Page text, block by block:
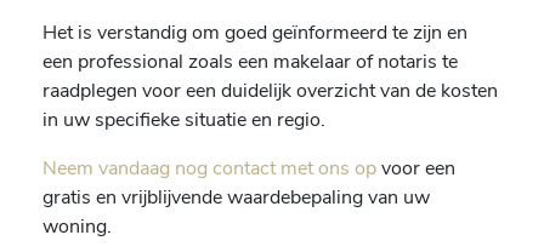
Het is verstandig om goed geïnformeerd te zijn en
een professional zoals een makelaar of notaris te
raadplegen voor een duidelijk overzicht van de kosten
in uw specifieke situatie en regio.
Neem vandaag nog contact met ons opvoor een
gratis en vrijblijvende waardebepaling van uw
woning.